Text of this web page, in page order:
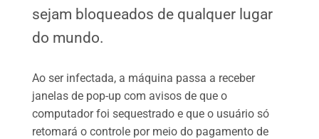
sejam bloqueados de qualquer lugar
do mundo.
Ao ser infectada, a máquina passa a receber
janelas de pop-up com avisos de que o
computador foi sequestrado e que o usuário só
retomará o controle por meio do pagamento de